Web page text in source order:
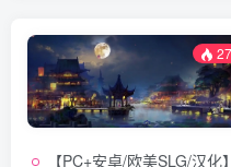
【PC+安卓/欧美SLG/汉化】阴影